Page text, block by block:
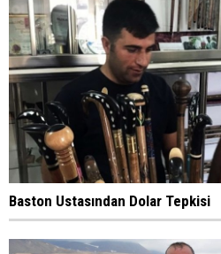
Baston Ustasından Dolar Tepkisi